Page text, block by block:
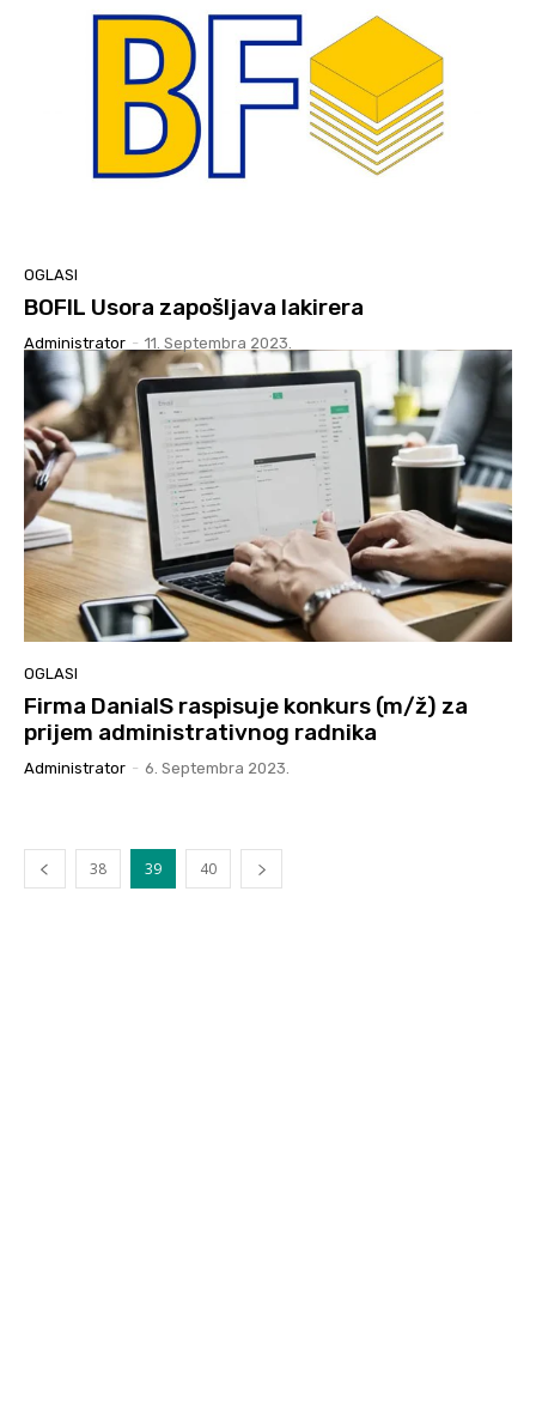
OGLASI
BOFIL Usora zapošljava lakirera
Administrator - 11. Septembra 2023.
OGLASI
Firma DanialS raspisuje konkurs (m/ž) za
prijem administrativnog radnika
Administrator - 6. Septembra 2023.
38 39 40